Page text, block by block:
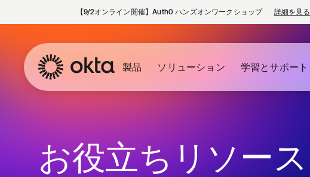
【9/2オンライン開催】Auth0 ハンズオンワークショップ 詳細を見る
製品 ソリューション 学習とサポート
お役立ちリソース